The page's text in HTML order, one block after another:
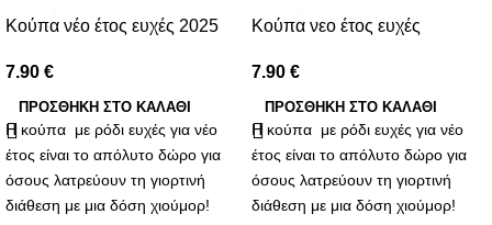
Κούπα νέο έτος ευχές 2025
7.90 €
ΠΡΟΣΘΉΚΗ ΣΤΟ ΚΑΛΆΘΙ
Η κούπα με ρόδι ευχές για νέο
έτος είναι το απόλυτο δώρο για
όσους λατρεύουν τη γιορτινή
διάθεση με μια δόση χιούμορ!
Κούπα νεο έτος ευχές
7.90 €
ΠΡΟΣΘΉΚΗ ΣΤΟ ΚΑΛΆΘΙ
Η κούπα με ρόδι ευχές για νέο
έτος είναι το απόλυτο δώρο για
όσους λατρεύουν τη γιορτινή
διάθεση με μια δόση χιούμορ!